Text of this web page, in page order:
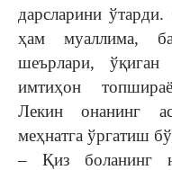
дарсларини
ҳам муаллима,
шеърлари, ўқиган
имтиҳон
Лекин онанинг
меҳнатга ўргатиш
– Қиз боланинг